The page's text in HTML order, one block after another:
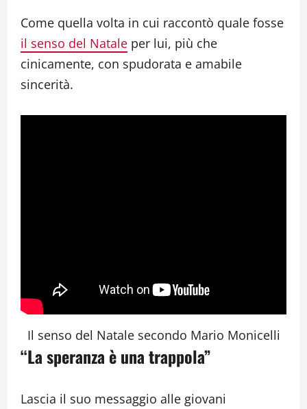
Come quella volta in cui raccontò quale fosse
il senso del Natale per lui, più che
cinicamente, con spudorata e amabile
sincerità.
Il senso del Natale secondo Mario Monicelli
“La speranza è una trappola”
Lascia il suo messaggio alle giovani